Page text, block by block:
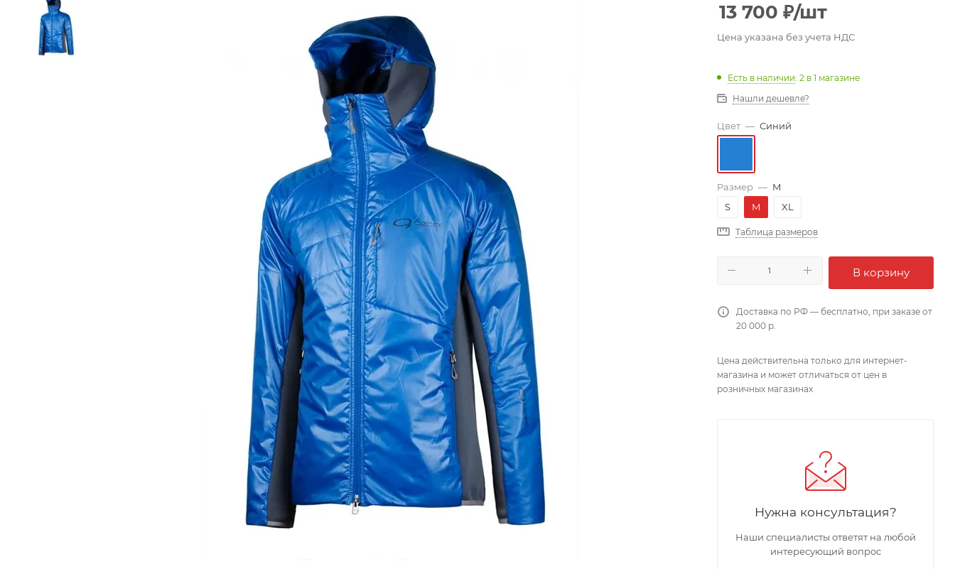
13 700 ₽/шт
Цена указана без учета НДС
Есть в наличии: 2 в 1 магазине
Нашли дешевле?
Цвет — Синий
Размер — M
S
M XL
Таблица размеров
В корзину
Доставка по РФ — бесплатно, при заказе от
20 000 р.
Цена действительна только для интернет-
магазина и может отличаться от цен в
розничных магазинах
Нужна консультация?
Наши специалисты ответят на любой
интересующий вопрос